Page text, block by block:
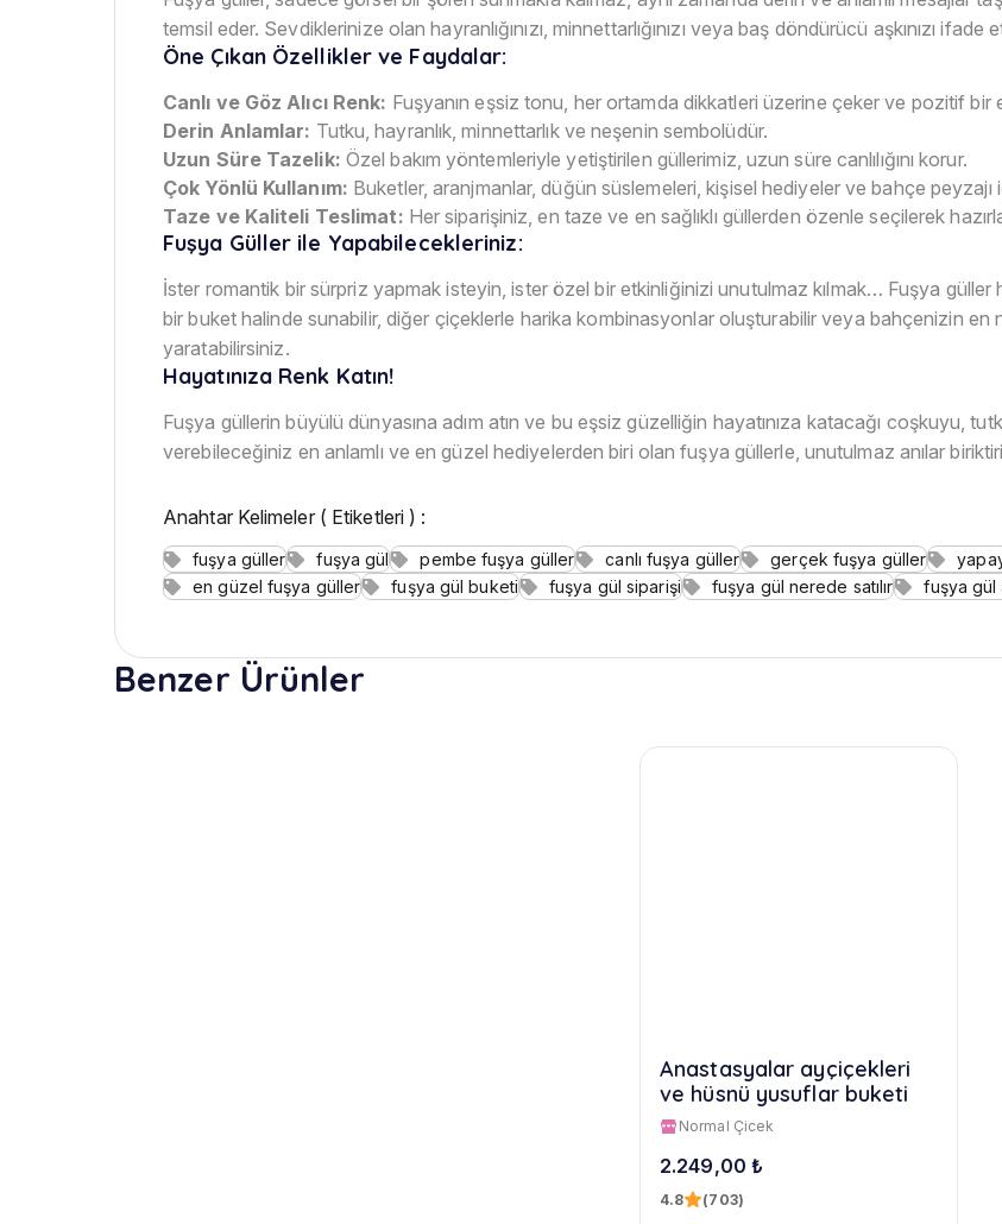
temsil eder. Sevdiklerinize olan hayranlığınızı, minnettarlığınızı veya baş döndürücü aşkınızı
Öne Çıkan Özellikler ve Faydalar:
Canlı ve Göz Alıcı Renk: Fuşyanın eşsiz tonu, her ortamda dikkatleri üzerine çeker ve pozitif bir
Derin Anlamlar: Tutku, hayranlık, minnettarlık ve neşenin sembolüdür.
Uzun Süre Tazelik: Özel bakım yöntemleriyle yetiştirilen güllerimiz, uzun süre canlılığını korur.
Çok Yönlü Kullanım: Buketler, aranjmanlar, düğün süslemeleri, kişisel hediyeler ve bahçe peyzajı
Taze ve Kaliteli Teslimat: Her siparişiniz, en taze ve en sağlıklı güllerden özenle seçilerek
Fuşya Güller ile Yapabilecekleriniz:
İster romantik bir sürpriz yapmak isteyin, ister özel bir etkinliğinizi unutulmaz kılmak… Fuşya güller
bir buket halinde sunabilir, diğer çiçeklerle harika kombinasyonlar oluşturabilir veya bahçenizin
yaratabilirsiniz.
Hayatınıza Renk Katın!
Fuşya güllerin büyülü dünyasına adım atın ve bu eşsiz güzelliğin hayatınıza katacağı coşkuyu,
verebileceğiniz en anlamlı ve en güzel hediyelerden biri olan fuşya güllerle, unutulmaz anılar
Anahtar Kelimeler ( Etiketleri ) :
fuşya güller fuşya gül pembe fuşya güller canlı fuşya güller gerçek fuşya güller
en güzel fuşya güller
fuşya gül buketi fuşya gül siparişi fuşya gül nerede satılır fuşya gül
Benzer Ürünler
Anastasyalar ayçiçekleri
ve hüsnü yusuflar buketi
Normal Çicek
2.249,00 ₺
4.8 (703)